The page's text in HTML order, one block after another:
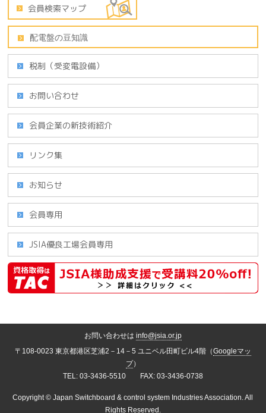
税制（受変電設備）
お問い合わせ
会員企業の新技術紹介
リンク集
お知らせ
会員専用
JSIA優良工場会員専用
お問い合わせは info@jsia.or.jp
〒108-0023 東京都港区芝浦2－14－5 ユニベル田町ビル4階（Googleマッ
プ）
TEL: 03-3436-5510 FAX: 03-3436-0738
Copyright ©Japan Switchboard & control system Industries Association.All
Rights Reserved.